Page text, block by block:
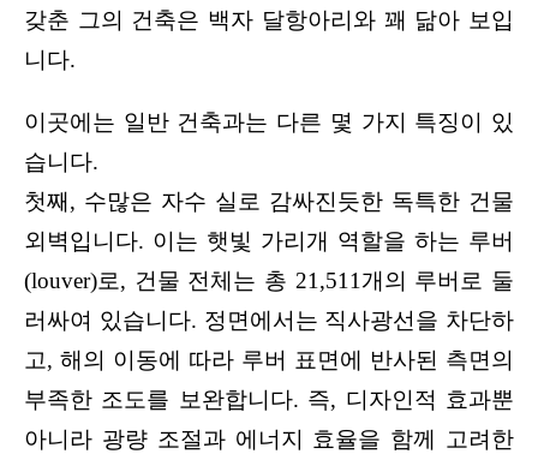
갖춘 그의 건축은 백자 달항아리와 꽤 닮아 보입
니다.
이곳에는 일반 건축과는 다른 몇 가지 특징이 있
습니다.
첫째, 수많은 자수 실로 감싸진듯한 독특한 건물
외벽입니다. 이는 햇빛 가리개 역할을 하는 루버
(louver)로, 건물 전체는 총 21,511개의 루버로 둘
러싸여 있습니다. 정면에서는 직사광선을 차단하
고, 해의 이동에 따라 루버 표면에 반사된 측면의
부족한 조도를 보완합니다. 즉, 디자인적 효과뿐
아니라 광량 조절과 에너지 효율을 함께 고려한